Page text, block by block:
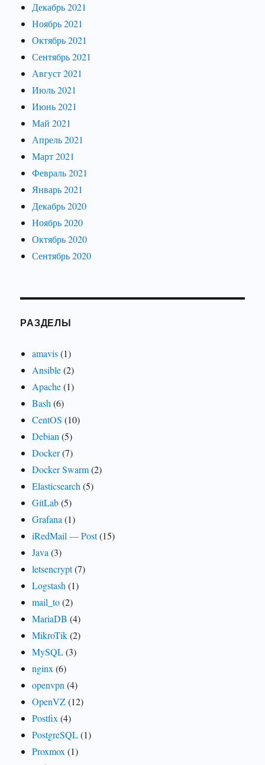
Декабрь 2021
Ноябрь 2021
Октябрь 2021
Сентябрь 2021
Август 2021
Июль 2021
Июнь 2021
Май 2021
Апрель 2021
Март 2021
Февраль 2021
Январь 2021
Декабрь 2020
Ноябрь 2020
Октябрь 2020
Сентябрь 2020
РАЗДЕЛЫ
amavis(1)
Ansible(2)
Apache(1)
Bash (6)
CentOS (10)
Debian (5)
Docker(7)
Docker Swarm(2)
Elasticsearch (5)
GitLab(5)
Grafana (1)
iRedMail — Post(15)
Java (3)
letsencrypt(7)
Logstash (1)
mail_to(2)
MariaDB (4)
MikroTik(2)
MySQL(3)
nginx (6)
openvpn (4)
OpenVZ(12)
Postfix (4)
PostgreSQL(1)
Proxmox (1)